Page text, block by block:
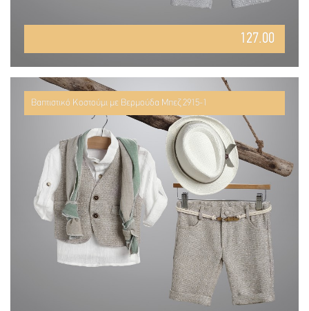
127.00
Βαπτιστικό Κοστούμι με Βερμούδα Μπεζ 2915-1